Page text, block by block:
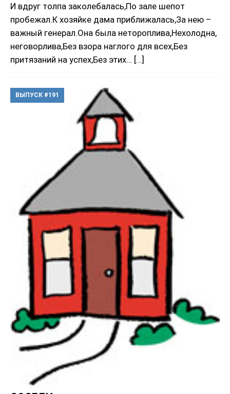
И вдруг толпа заколебалась,По зале шепот
пробежал.К хозяйке дама приближалась,За нею –
важный генерал.Она была нетороплива,Нехолодна,
неговорлива,Без взора наглого для всех,Без
притязаний на успех,Без этих… […]
ВЫПУСК #191